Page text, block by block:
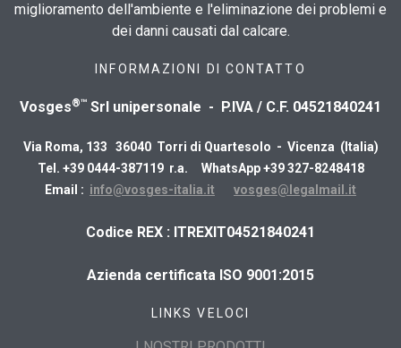
miglioramento dell'ambiente e l'eliminazione dei problemi e
dei danni causati dal calcare.
INFORMAZIONI DI CONTATTO
Vosges®™ Srl unipersonale - P.IVA / C.F. 04521840241
Via Roma, 133 36040 Torri di Quartesolo - Vicenza (Italia)
Tel. +39 0444-387119 r.a. WhatsApp +39 327-8248418
Email : info@vosges-italia.it vosges@legalmail.it
​Codice REX : ITREXIT04521840241
Azienda certificata ISO 9001:2015
LINKS VELOCI